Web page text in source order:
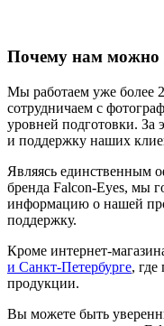
Почему нам можно
Мы работаем уже более
сотрудничаем с
уровней подготовки. За
и поддержку наших
Являясь единственным
бренда Falcon-Eyes, мы
информацию о нашей
поддержку.
Кроме интернет-
и Санкт-Петербурге, где
продукции.
Вы можете быть